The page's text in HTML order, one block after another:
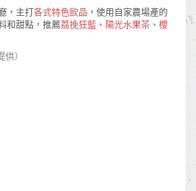
，主打各式特色飲品 ，使用自家農場產的
和甜點，推薦荔挽狂藍 、 陽光水果茶 、 櫻
供）